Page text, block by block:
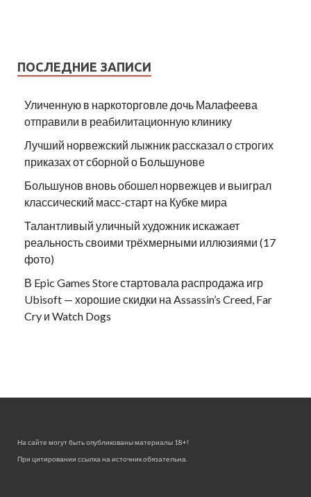
ПОСЛЕДНИЕ ЗАПИСИ
Уличенную в наркоторговле дочь Малафеева
отправили в реабилитационную клинику
Лучший норвежский лыжник рассказал о строгих
приказах от сборной о Большунове
Большунов вновь обошел норвежцев и выиграл
классический масс-старт на Кубке мира
Талантливый уличный художник искажает
реальность своими трёхмерными иллюзиями (17
фото)
В Epic Games Store стартовала распродажа игр
Ubisoft — хорошие скидки на Assassin’s Creed, Far
Cry и Watch Dogs
На сайте могут быть опубликованы материалы 18+!
При цитировании ссылка на источник обязательна.